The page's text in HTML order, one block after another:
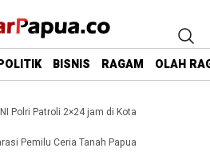
BISNIS RAGAM OLAH
Polri Patroli 2×24 jam di Kota
Pemilu Ceria Tanah Papua